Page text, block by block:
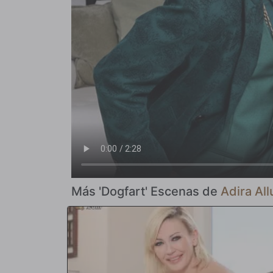
Más 'Dogfart' Escenas de Adira